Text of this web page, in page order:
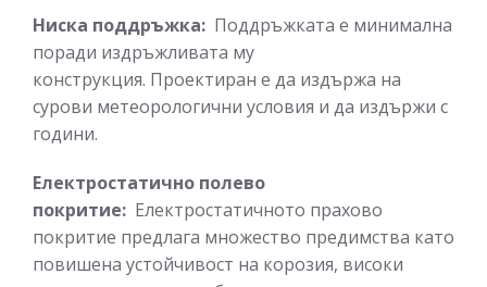
Ниска поддръжка: Поддръжката е минимална
поради издръжливата му
конструкция. Проектиран е да издържа на
сурови метеорологични условия и да издържи с
години.
Електростатично полево
покритие: Електростатичното прахово
покритие предлага множество предимства като
повишена устойчивост на корозия, високи